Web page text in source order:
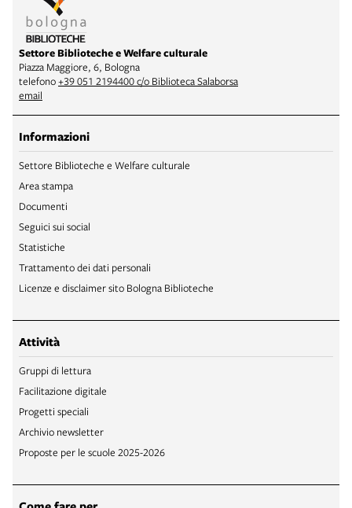
Settore Biblioteche e Welfare culturale
Piazza Maggiore, 6, Bologna
telefono+39 051 2194400 c/o Biblioteca Salaborsa
email
Informazioni
Settore Biblioteche e Welfare culturale
Area stampa
Documenti
Seguici sui social
Statistiche
Trattamento dei dati personali
Licenze e disclaimer sito Bologna Biblioteche
Attività
Gruppi di lettura
Facilitazione digitale
Progetti speciali
Archivio newsletter
Proposte per le scuole 2025-2026